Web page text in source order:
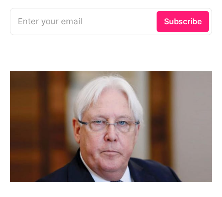
Enter your email Subscribe